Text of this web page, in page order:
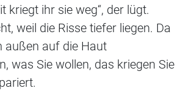
kriegt ihr sie weg“, der lügt.
weil die Risse tiefer liegen. Da
außen auf die Haut
was Sie wollen, das kriegen Sie